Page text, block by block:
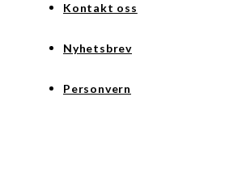
Kontakt oss
Nyhetsbrev
Personvern